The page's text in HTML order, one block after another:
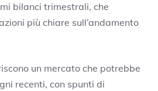
bilanci trimestrali, che
più chiare sull’andamento
un mercato che potrebbe
recenti, con spunti di